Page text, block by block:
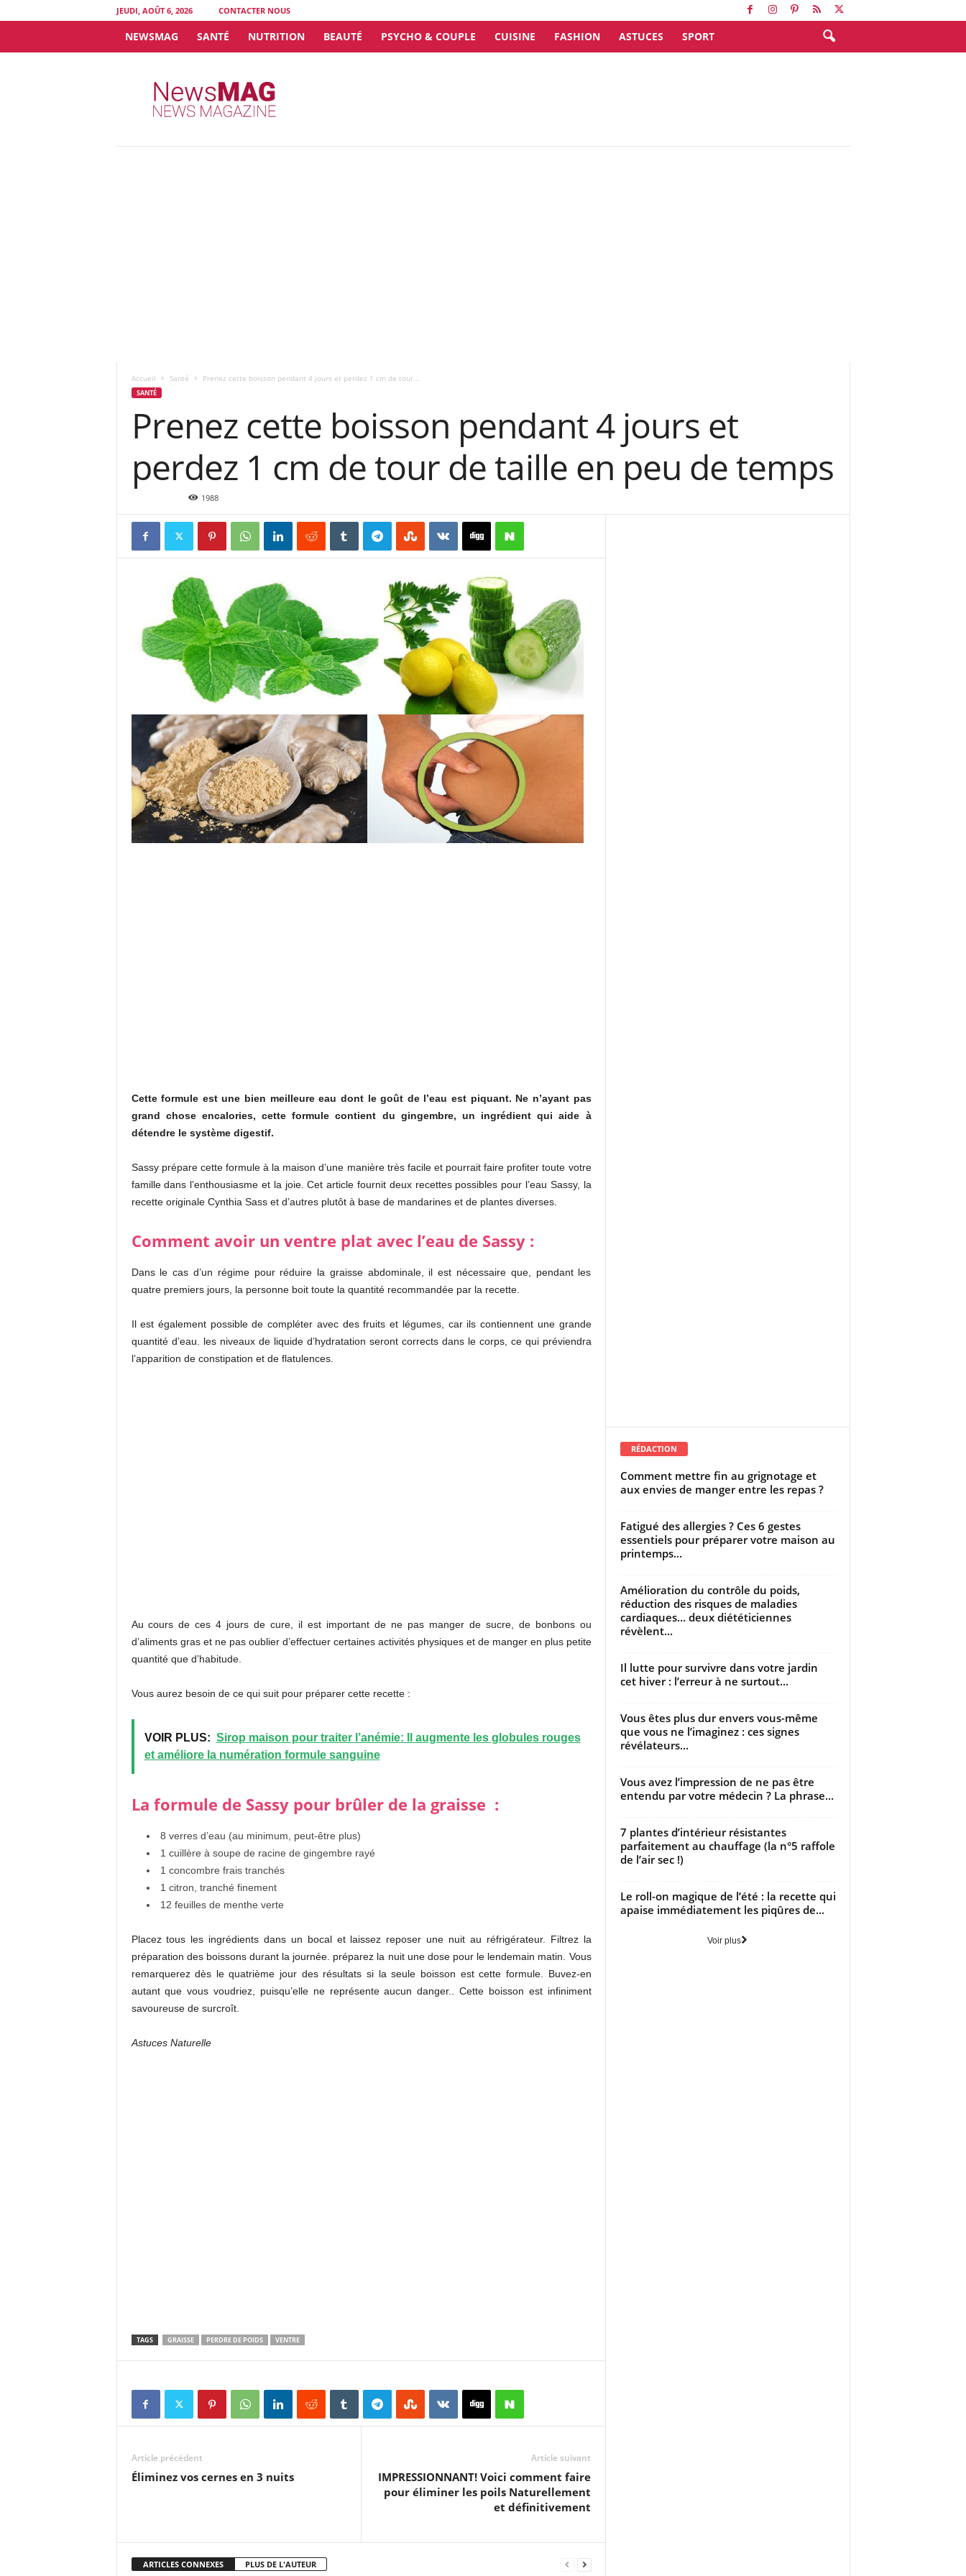
JEUDI, AOÛT 6, 2026 CONTACTER NOUS
NEWSMAG SANTÉ NUTRITION BEAUTÉ PSYCHO & COUPLE CUISINE FASHION ASTUCES SPORT
Accueil Santé Prenez cette boisson pendant 4 jours et perdez 1 cm de tour...
SANTÉ
Prenez cette boisson pendant 4 jours et
perdez 1 cm de tour de taille en peu de temps
1988
Cette formule est une bien meilleure eau dont le goût de l’eau est piquant. Ne n’ayant pas
grand chose encalories, cette formule contient du gingembre, un ingrédient qui aide à
détendre le système digestif.
Sassy prépare cette formule à la maison d’une manière très facile et pourrait faire profiter toute votre
famille dans l’enthousiasme et la joie. Cet article fournit deux recettes possibles pour l’eau Sassy, la
recette originale Cynthia Sass et d’autres plutôt à base de mandarines et de plantes diverses.
Comment avoir un ventre plat avec l’eau de Sassy :
Dans le cas d’un régime pour réduire la graisse abdominale, il est nécessaire que, pendant les
quatre premiers jours, la personne boit toute la quantité recommandée par la recette.
Il est également possible de compléter avec des fruits et légumes, car ils contiennent une grande
quantité d’eau.
les niveaux de liquide d’hydratation seront corrects dans le corps, ce qui préviendra
l’apparition de constipation et de flatulences.
Au cours de ces 4 jours de cure, il est important de ne pas manger de sucre, de bonbons ou
d’aliments gras et ne pas oublier d’effectuer certaines activités physiques et de manger en plus petite
quantité que d’habitude.
Vous aurez besoin de ce qui suit pour préparer cette recette :
VOIR PLUS: Sirop maison pour traiter l’anémie: Il augmente les globules rouges
et améliore la numération formule sanguine
La formule de Sassy pour brûler de la graisse :
8 verres d’eau (au minimum, peut-être plus)
1 cuillère à soupe de racine de gingembre rayé
1 concombre frais tranchés
1 citron, tranché finement
12 feuilles de menthe verte
Placez tous les ingrédients dans un bocal et laissez reposer une nuit au réfrigérateur.
Filtrez la
préparation des boissons durant la journée. préparez la nuit une dose pour le lendemain matin.
Vous
remarquerez dès le quatrième jour des résultats si la seule boisson est cette formule.
Buvez-en
autant que vous voudriez, puisqu’elle ne représente aucun danger..
Cette boisson est infiniment
savoureuse de surcroît.
Astuces Naturelle
TAGS GRAISSE PERDRE DE POIDS VENTRE
Article précédent
Éliminez vos cernes en 3 nuits
Article suivant
IMPRESSIONNANT! Voici comment faire
pour éliminer les poils Naturellement
et définitivement
ARTICLES CONNEXES PLUS DE L'AUTEUR
RÉDACTION
Comment mettre fin au grignotage et
aux envies de manger entre les repas ?
Fatigué des allergies ? Ces 6 gestes
essentiels pour préparer votre maison au
printemps...
Amélioration du contrôle du poids,
réduction des risques de maladies
cardiaques… deux diététiciennes
révèlent...
Il lutte pour survivre dans votre jardin
cet hiver : l’erreur à ne surtout...
Vous êtes plus dur envers vous-même
que vous ne l’imaginez : ces signes
révélateurs...
Vous avez l’impression de ne pas être
entendu par votre médecin ? La phrase...
7 plantes d’intérieur résistantes
parfaitement au chauffage (la n°5 raffole
de l’air sec !)
Le roll-on magique de l’été : la recette qui
apaise immédiatement les piqûres de...
Voir plus